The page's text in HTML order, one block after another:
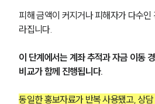
피해 금액이 커지거나 피해자가 다수
라집니다.
이 단계에서는 계좌 추적과 자금 이동
비교가 함께 진행됩니다.
동일한 홍보자료가 반복 사용됐고, 상